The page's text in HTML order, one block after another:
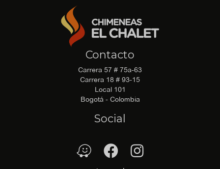
Contacto
Carrera 57 # 75a-63
Carrera 18 # 93-15
Local 101
Bogotá - Colombia
Social
waze FacebookFacebook